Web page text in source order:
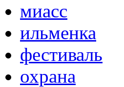
миасс
ильменка
фестиваль
охрана